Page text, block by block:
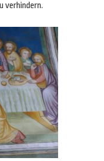
verhindern.